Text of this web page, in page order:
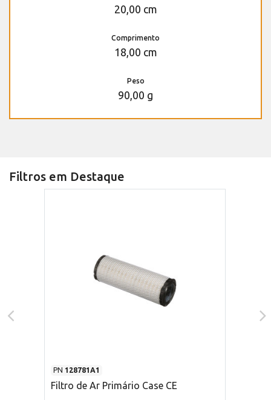
20,00 cm
Comprimento
18,00 cm
Peso
90,00 g
Filtros em Destaque
PN 128781A1
Filtro de Ar Primário Case CE